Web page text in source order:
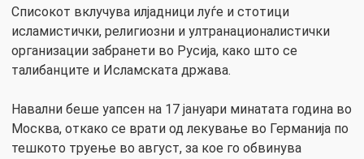
Списокот вклучува илјадници луѓе и стотици
исламистички, религиозни и ултранационалистички
организации забранети во Русија, како што се
талибанците и Исламската држава.
Навални беше уапсен на 17 јануари минатата година во
Москва, откако се врати од лекување во Германија по
тешкото труење во август, за кое го обвинува